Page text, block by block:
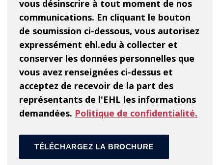
vous désinscrire à tout moment de nos
communications. En cliquant le bouton
de soumission ci-dessous, vous autorisez
expressément ehl.edu à collecter et
conserver les données personnelles que
vous avez renseignées ci-dessus et
acceptez de recevoir de la part des
représentants de l'EHL les informations
demandées. Politique de confidentialité.